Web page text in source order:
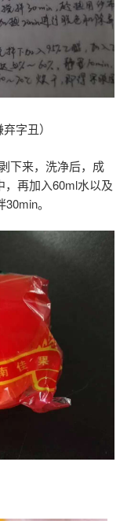
字丑）
下来，洗净后，成
，再加入60ml水以及
。